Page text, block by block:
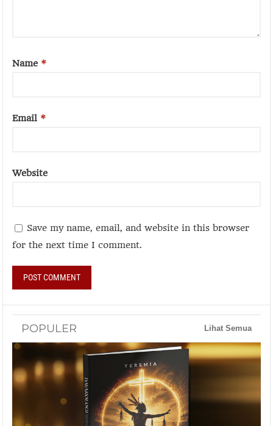
Name *
Email *
Website
Save my name, email, and website in this browser
for the next time I comment.
POPULER Lihat Semua